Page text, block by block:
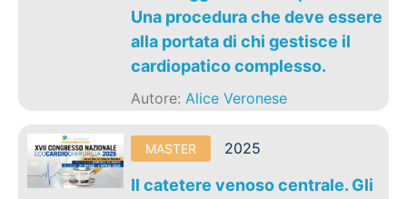
Una procedura che deve essere
alla portata di chi gestisce il
cardiopatico complesso.
Autore:Alice Veronese
MASTER 2025
Il catetere venoso centrale. Gli